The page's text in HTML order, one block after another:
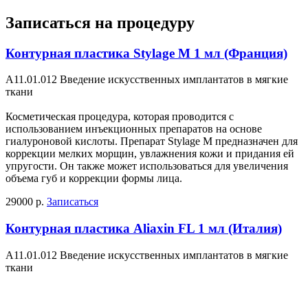
Записаться на процедуру
Контурная пластика Stylage M 1 мл (Франция)
А11.01.012 Введение искусственных имплантатов в мягкие
ткани
Косметическая процедура, которая проводится с
использованием инъекционных препаратов на основе
гиалуроновой кислоты. Препарат Stylage M предназначен для
коррекции мелких морщин, увлажнения кожи и придания ей
упругости. Он также может использоваться для увеличения
объема губ и коррекции формы лица.
29000 р. Записаться
Контурная пластика Aliaxin FL 1 мл (Италия)
А11.01.012 Введение искусственных имплантатов в мягкие
ткани